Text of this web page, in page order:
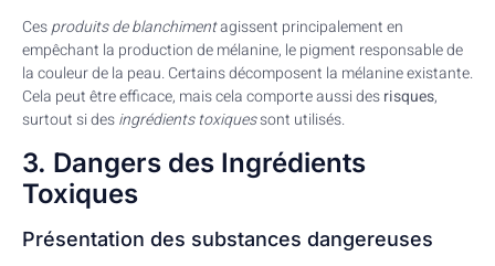
Cesproduits de blanchimentagissent principalement en
empêchant la production de mélanine, le pigment responsable de
la couleur de la peau. Certains décomposent la mélanine existante.
Cela peut être efficace, mais cela comporte aussi desrisques,
surtout si desingrédients toxiquessont utilisés.
3. Dangers des Ingrédients
Toxiques
Présentation des substances dangereuses